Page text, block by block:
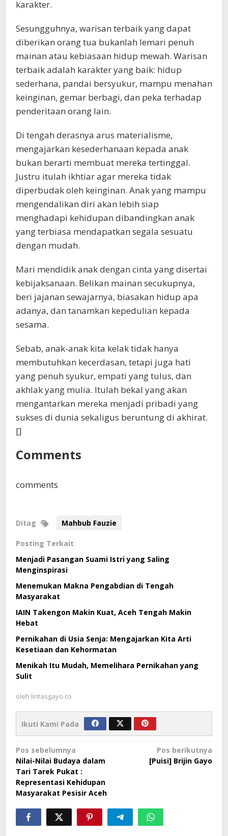
karakter.
Sesungguhnya, warisan terbaik yang dapat
diberikan orang tua bukanlah lemari penuh
mainan atau kebiasaan hidup mewah. Warisan
terbaik adalah karakter yang baik: hidup
sederhana, pandai bersyukur, mampu menahan
keinginan, gemar berbagi, dan peka terhadap
penderitaan orang lain.
Di tengah derasnya arus materialisme,
mengajarkan kesederhanaan kepada anak
bukan berarti membuat mereka tertinggal.
Justru itulah ikhtiar agar mereka tidak
diperbudak oleh keinginan. Anak yang mampu
mengendalikan diri akan lebih siap
menghadapi kehidupan dibandingkan anak
yang terbiasa mendapatkan segala sesuatu
dengan mudah.
Mari mendidik anak dengan cinta yang disertai
kebijaksanaan. Belikan mainan secukupnya,
beri jajanan sewajarnya, biasakan hidup apa
adanya, dan tanamkan kepedulian kepada
sesama.
Sebab, anak-anak kita kelak tidak hanya
membutuhkan kecerdasan, tetapi juga hati
yang penuh syukur, empati yang tulus, dan
akhlak yang mulia. Itulah bekal yang akan
mengantarkan mereka menjadi pribadi yang
sukses di dunia sekaligus beruntung di akhirat.
[]
Comments
comments
Ditag Mahbub Fauzie
Posting Terkait
Menjadi Pasangan Suami Istri yang Saling
Menginspirasi
Menemukan Makna Pengabdian di Tengah
Masyarakat
IAIN Takengon Makin Kuat, Aceh Tengah Makin
Hebat
Pernikahan di Usia Senja: Mengajarkan Kita Arti
Kesetiaan dan Kehormatan
Menikah Itu Mudah, Memelihara Pernikahan yang
Sulit
oleh lintasgayo.co
Ikuti Kami Pada
Navigasi
pos
Pos sebelumnya
Nilai-Nilai Budaya dalam
Tari Tarek Pukat :
Representasi Kehidupan
Masyarakat Pesisir Aceh
Pos berikutnya
[Puisi] Brijin Gayo